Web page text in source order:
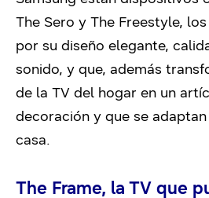
The Sero y The Freestyle,
por su diseño elegante,
sonido, y que, además
de la TV del hogar en un
decoración y que se
casa.
The Frame, la TV que